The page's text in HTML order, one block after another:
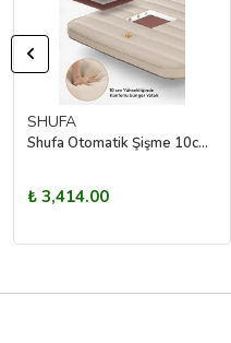
SHUFA
Shufa Otomatik Şişme 10cm Yükseliğinde Konforlu Sünger Yatak Tek Kişilik
₺ 3,414.00